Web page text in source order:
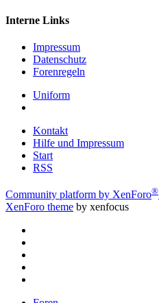
Interne Links
Impressum
Datenschutz
Forenregeln
Uniform
Kontakt
Hilfe und Impressum
Start
RSS
Community platform by XenForo®
XenForo theme by xenfocus